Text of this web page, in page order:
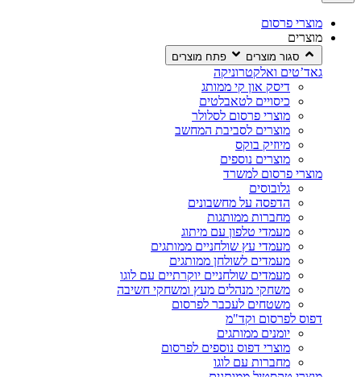
מוצרי פרסום
מוצרים
סגור מוצרים פתח מוצרים
גאד’טים ואלקטרוניקה
דיסק און קי ממותג
כיסויים לטאבלטים
מוצרי פרסום לסלולר
מוצרים לסביבת המחשב
מיוזיק בוקס
מוצרים נוספים
מוצרי פרסום למשרד
גלובוסים
הדפסה על מחשבונים
מחברות ממותגות
מעמדי טלפון עם מיתוג
מעמדי עץ שולחניים ממותגים
מעמדים לשולחן ממותגים
מעמדים שולחניים יוקרתיים עם לוגו
משחקי מנהלים מעץ ומשחקי חשיבה
משטחים לעכבר לפרסום
דפוס לפרסום וקד"מ
יומנים ממותגים
מוצרי דפוס נוספים לפרסום
מחברות עם לוגו